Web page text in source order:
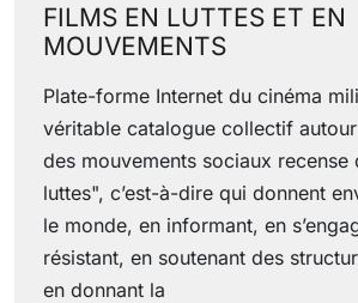
FILMS EN LUTTES ET EN
MOUVEMENTS
Plate-forme Internet du cinéma
véritable catalogue collectif
des mouvements sociaux recense
luttes", c’est-à-dire qui donnent
le monde, en informant, en
résistant, en soutenant des
en donnant la